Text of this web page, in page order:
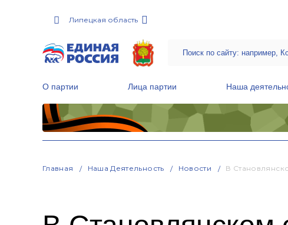
Липецкая область
О партии Лица партии Наша
Главная Наша Деятельность Новости В